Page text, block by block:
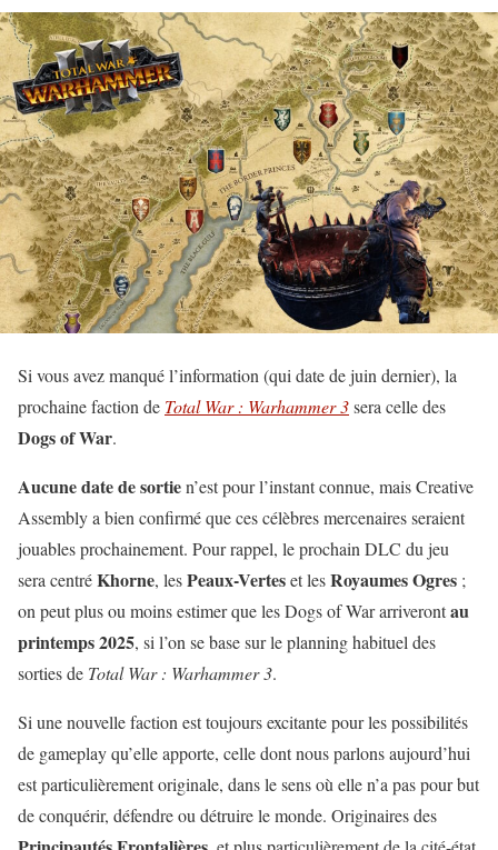
Si vous avez manqué l’information (qui date de juin dernier), la
prochaine faction de Total War : Warhammer 3sera celle des
Dogs of War.
Aucune date de sortien’est pour l’instant connue, mais Creative
Assembly a bien confirmé que ces célèbres mercenaires seraient
jouables prochainement. Pour rappel, le prochain DLC du jeu
sera centréKhorne, lesPeaux-Verteset lesRoyaumes Ogres ;
on peut plus ou moins estimer que les Dogs of War arriverontau
printemps 2025, si l’on se base sur le planning habituel des
sorties de Total War : Warhammer 3.
Si une nouvelle faction est toujours excitante pour les possibilités
de gameplay qu’elle apporte, celle dont nous parlons aujourd’hui
est particulièrement originale, dans le sens où elle n’a pas pour but
de conquérir, défendre ou détruire le monde. Originaires des